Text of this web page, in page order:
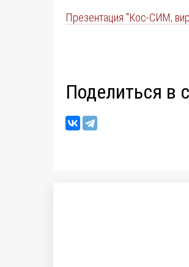
Презентация "Кос-СИМ,
Поделиться в